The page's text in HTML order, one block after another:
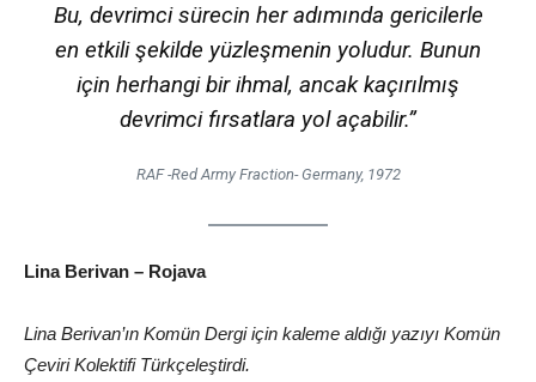
Bu, devrimci sürecin her adımında gericilerle
en etkili şekilde yüzleşmenin yoludur. Bunun
için herhangi bir ihmal, ancak kaçırılmış
devrimci fırsatlara yol açabilir.”
RAF -Red Army Fraction- Germany, 1972
Lina Berivan – Rojava
Lina Berivan’ın Komün Dergi için kaleme aldığı yazıyı Komün
Çeviri Kolektifi Türkçeleştirdi.